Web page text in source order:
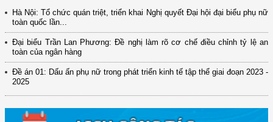
Hà Nội: Tổ chức quán triệt, triển khai Nghị quyết Đại hội đại biểu phụ nữ
toàn quốc lần...
Đại biểu Trần Lan Phương: Đề nghị làm rõ cơ chế điều chỉnh tỷ lệ an
toàn của ngân hàng
Đề án 01: Dấu ấn phụ nữ trong phát triển kinh tế tập thể giai đoạn 2023 -
2025
(12/TB-HĐKH) V/v đăng ký, đề xuất nhiệm vụ Khoa học, công nghệ và
đổi mới ...
(898/KH/ĐCT) Kế hoạch thực hiện Quyết định số 2415/QĐ-TTg ngày
31/10/2025 ...
(417/QĐ-BNNMT) Quyết định phê duyệt Chương trình mục tiêu quốc gia
xây dựng ...